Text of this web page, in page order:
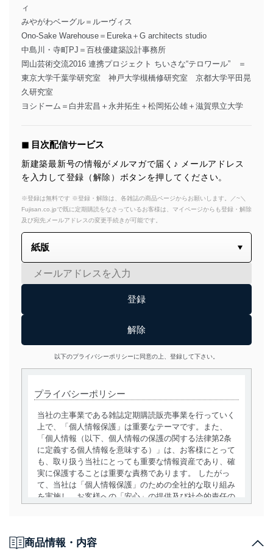
ィ
みやがわベーグル＝ルーヴィス
Ono-Sake Warehouse＝Eureka＋G architects studio
中島川・寺町PJ＝百枝優建築設計事務所
岡山芸術交流2016 連携プロジェクト ちいさな“テロワール” ＝
東京大学千葉学研究室 神戸大学槻橋修研究室 京都大学平田晃
久研究室
ヨシドーム＝白井宏昌＋永井拓生＋松岡拓公雄＋滋賀県立大学
◼︎ 目次配信サービス
新建築最新号の情報がメルマガで届く♪ メールアドレス
を入力して登録（解除）ボタンを押してください。
※登録は無料です ※登録・解除は、各雑誌の商品ページからお願いします。／~＼
Fujisan.co.jpで既に定期購読をなさっているお客様は、マイページからも登録・解除
及び宛先メールアドレスの変更手続きが可能です。
以下のプライバシーポリシーに同意の上、登録して下さい。
プライバシーポリシー
当社の主事業である雑誌定期購読販売事業を行っていく
上で、「個人情報保護」は重要なテーマです。また、
「個人情報（以下、個人情報の保護の関する法律第2条
に定義する個人情報を意味する）」は、お客様にとって
も、取り扱う当社にとっても重要な情報資産であり、確
実に保護することは重要な責務であります。 したがっ
て、当社は「個人情報保護」のための全社的な取り組み
を実施し、お客様への「安心」の提供及び社会的責任の
商品情報・内容